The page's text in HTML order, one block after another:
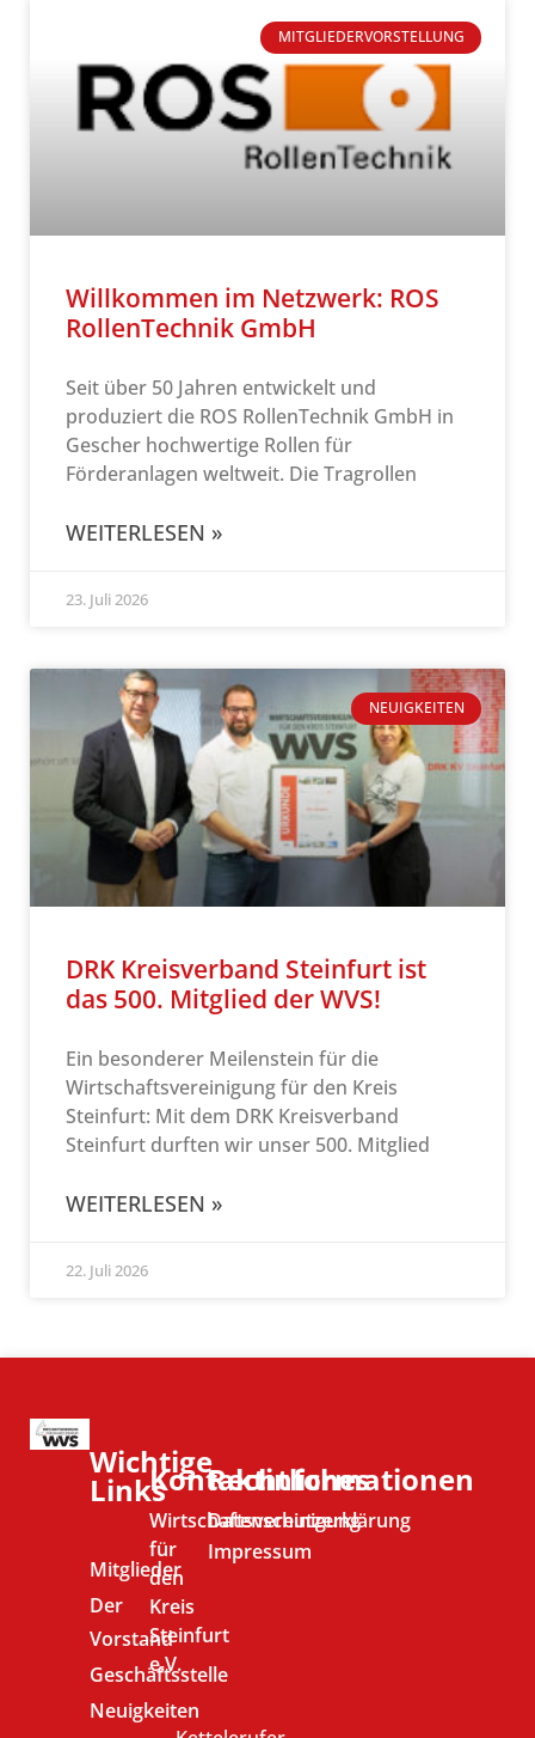
MITGLIEDERVORSTELLUNG
Willkommen im Netzwerk: ROS
RollenTechnik GmbH
Seit über 50 Jahren entwickelt und
produziert die ROS RollenTechnik GmbH in
Gescher hochwertige Rollen für
Förderanlagen weltweit. Die Tragrollen
WEITERLESEN »
23. Juli 2026
NEUIGKEITEN
DRK Kreisverband Steinfurt ist
das 500. Mitglied der WVS!
Ein besonderer Meilenstein für die
Wirtschaftsvereinigung für den Kreis
Steinfurt: Mit dem DRK Kreisverband
Steinfurt durften wir unser 500. Mitglied
WEITERLESEN »
22. Juli 2026
Wichtige
Links
Mitglieder
Der
Vorstand
Geschäftsstelle
Neuigkeiten
Kontaktinformationen
Wirtschaftsvereinigung
für
den
Kreis
Steinfurt
e.V.
Rechtliches
Datenschutzerklärung
Impressum